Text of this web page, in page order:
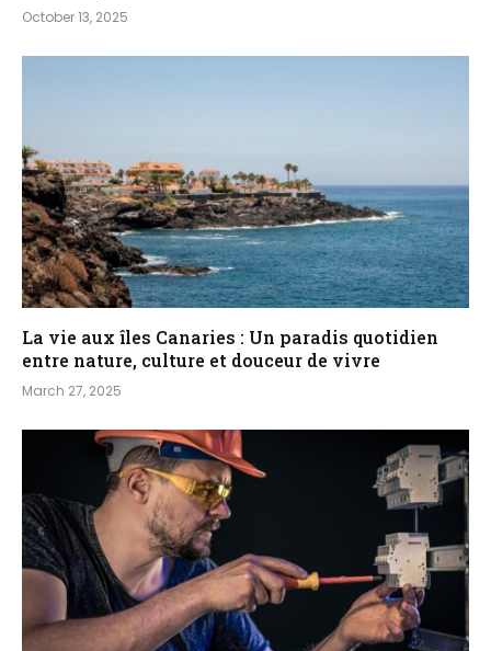
October 13, 2025
La vie aux îles Canaries : Un paradis quotidien
entre nature, culture et douceur de vivre
March 27, 2025